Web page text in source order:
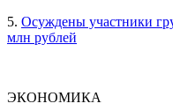
5. Осуждены участники
млн рублей
ЭКОНОМИКА